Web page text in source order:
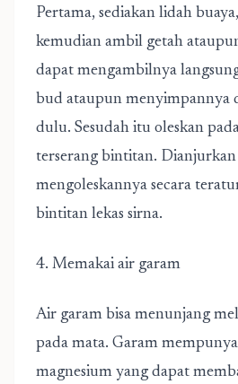
Pertama, sediakan lidah
kemudian ambil getah
dapat mengambilnya
bud ataupun menyimpannya
dulu. Sesudah itu oleskan
terserang bintitan.
mengoleskannya secara
bintitan lekas sirna.
4. Memakai air garam
Air garam bisa menunjang
pada mata. Garam
magnesium yang dapat